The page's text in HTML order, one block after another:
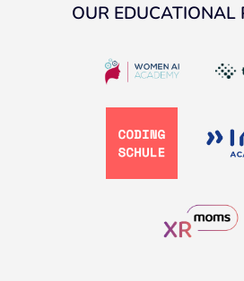
OUR EDUCATIONAL